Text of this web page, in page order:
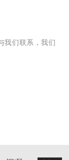
我们联系，我们